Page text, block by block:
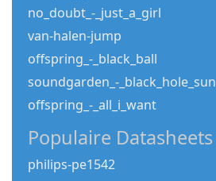
no_doubt_-_just_a_girl
van-halen-jump
offspring_-_black_ball
soundgarden_-_black_hole_sun
offspring_-_all_i_want
Populaire Datasheets
philips-pe1542